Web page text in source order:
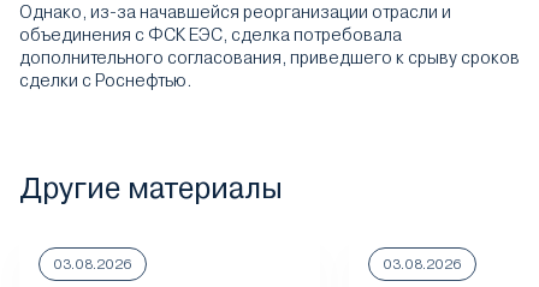
Однако, из-за начавшейся реорганизации отрасли и
объединения с ФСК ЕЭС, сделка потребовала
дополнительного согласования, приведшего к срыву сроков
сделки с Роснефтью.
Другие материалы
03.08.2026 03.08.2026